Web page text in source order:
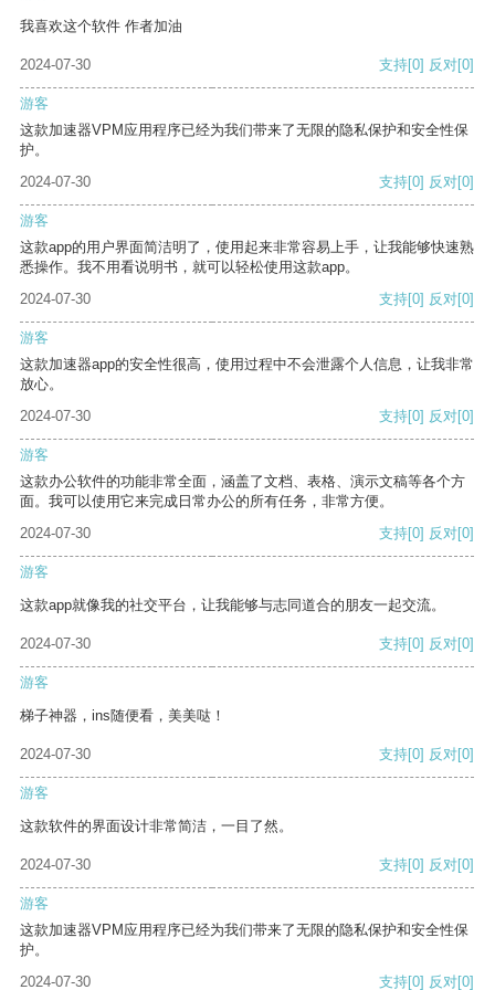
我喜欢这个软件 作者加油
2024-07-30 支持[0] 反对[0]
游客
这款加速器VPM应用程序已经为我们带来了无限的隐私保护和安全性保
护。
2024-07-30
支持[0] 反对[0]
游客
这款app的用户界面简洁明了，使用起来非常容易上手，让我能够快速熟
悉操作。我不用看说明书，就可以轻松使用这款app。
2024-07-30
支持[0] 反对[0]
游客
这款加速器app的安全性很高，使用过程中不会泄露个人信息，让我非常
放心。
2024-07-30
支持[0] 反对[0]
游客
这款办公软件的功能非常全面，涵盖了文档、表格、演示文稿等各个方
面。我可以使用它来完成日常办公的所有任务，非常方便。
2024-07-30
支持[0] 反对[0]
游客
这款app就像我的社交平台，让我能够与志同道合的朋友一起交流。
2024-07-30 支持[0] 反对[0]
游客
梯子神器，ins随便看，美美哒！
2024-07-30 支持[0] 反对[0]
游客
这款软件的界面设计非常简洁，一目了然。
2024-07-30 支持[0] 反对[0]
游客
这款加速器VPM应用程序已经为我们带来了无限的隐私保护和安全性保
护。
2024-07-30
支持[0] 反对[0]